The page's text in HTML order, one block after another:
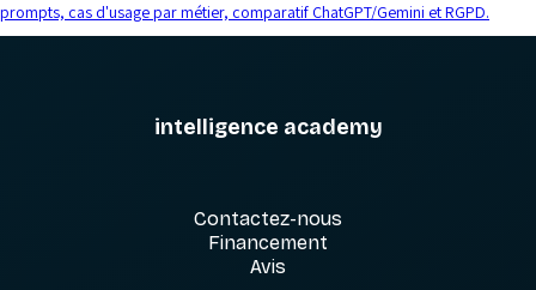
prompts, cas d'usage par métier, comparatif ChatGPT/Gemini et RGPD.
intelligence academy
Contactez-nous
Financement
Avis